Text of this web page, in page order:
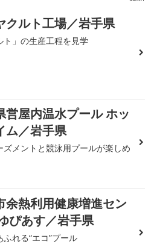
クルト工場／岩手県
ト」の生産工程を見学
営屋内温水プール ホッ
ム／岩手県
ズメントと競泳用プールが楽しめ
余熱利用健康増進セン
ぴあす／岩手県
ふれる“エコ”プール